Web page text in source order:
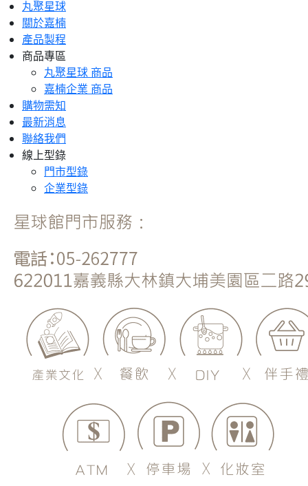
丸聚星球
關於嘉楠
產品製程
商品專區
丸聚星球 商品
嘉楠企業 商品
購物需知
最新消息
聯絡我們
線上型錄
門市型錄
企業型錄